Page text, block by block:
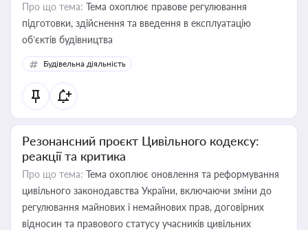
Про що тема: Тема охоплює правове регулювання
підготовки, здійснення та введення в експлуатацію
об’єктів будівництва
Будівельна діяльність
Резонансний проєкт Цивільного кодексу:
реакції та критика
Про що тема: Тема охоплює оновлення та реформування
цивільного законодавства України, включаючи зміни до
регулювання майнових і немайнових прав, договірних
відносин та правового статусу учасників цивільних